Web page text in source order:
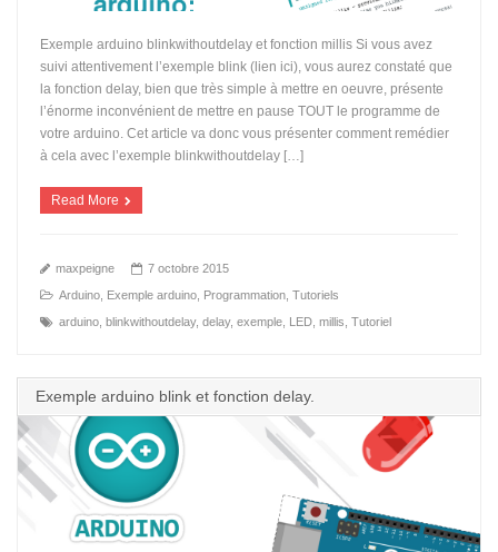
Exemple arduino blinkwithoutdelay et fonction millis Si vous avez
suivi attentivement l’exemple blink (lien ici), vous aurez constaté que
la fonction delay, bien que très simple à mettre en oeuvre, présente
l’énorme inconvénient de mettre en pause TOUT le programme de
votre arduino. Cet article va donc vous présenter comment remédier
à cela avec l’exemple blinkwithoutdelay […]
Read More
maxpeigne
7 octobre 2015
Arduino Exemple arduino Programmation ,Tutoriels
arduino ,blinkwithoutdelay,delay,exemple LED ,millis ,Tutoriel
Exemple arduino blink et fonction delay.